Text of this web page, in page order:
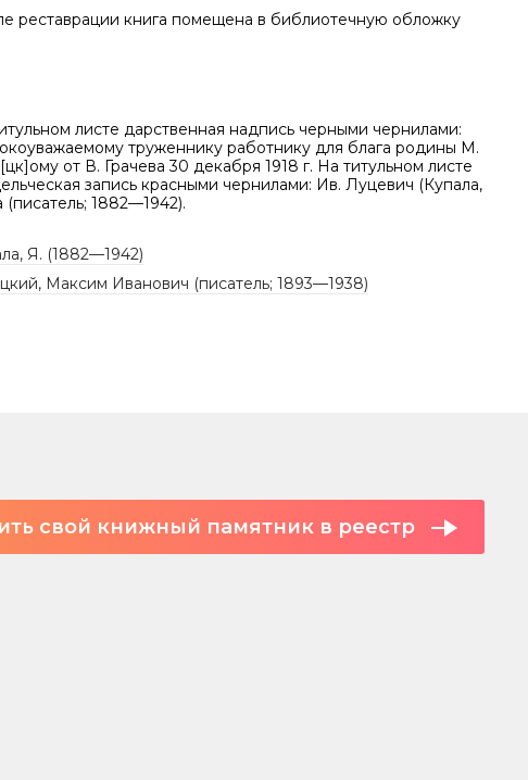
реставрации книга помещена в библиотечную обложку
листе дарственная надпись черными чернилами:
труженнику работнику для блага родины М.
от В. Грачева 30 декабря 1918 г. На титульном листе
запись красными чернилами: Ив. Луцевич (Купала,
(писатель; 1882—1942).
Я. (1882—1942)
Максим Иванович (писатель; 1893—1938)
свой книжный памятник в реестр